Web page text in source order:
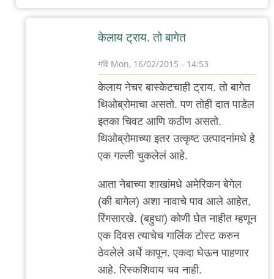
गवि
केलाय ट्राय. तो बागेत
गवि Mon, 16/02/2015 - 14:53
In
reply
बागेत
सुनील
केलाय नेचर बास्केटचाही ट्राय. तो बागेत
थिओब्रोमाचा असतो. पण तोही दात पाडेल
इतका चिवट आणि कठीण असतो.
थिओब्रोमाच्या इतर उत्कृष्ट उत्पादनांमधे हे
एक गल्ली चुकलेलं आहे.
आता नेबाच्या शाखांमधे अमेरिकन बेगेल
(की बागेल) अशा नावाचे पाव आले आहेत,
रिंगसारखे. (बहुधा) कोणी घेत नाहीत म्हणून
एक दिवस त्याचेच गार्लिक टोस्ट करुन
ठेवलेले अर्धे कापून. एकदा घेऊन पाहणार
आहे. रिस्कशिवाय चव नाही.